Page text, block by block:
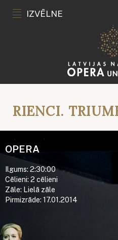
IZVĒLNE
RIENCI.
OPERA
Ilgums: 2:30:00
Cēlieni: 2 cēlieni
Zāle: Lielā zāle
Pirmizrāde: 17.01.2014